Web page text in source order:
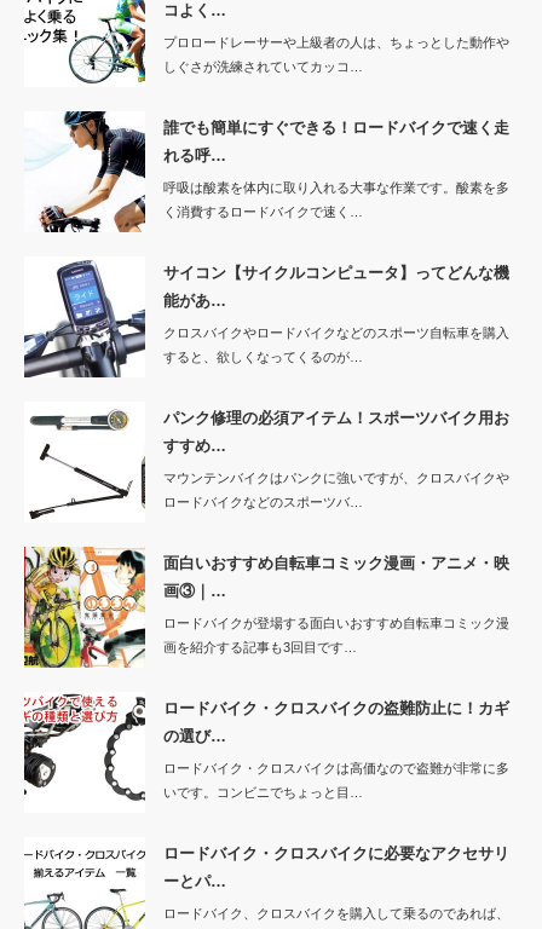
コよく…
プロロードレーサーや上級者の人は、ちょっとした動作や
しぐさが洗練されていてカッコ…
誰でも簡単にすぐできる！ロードバイクで速く走
れる呼…
呼吸は酸素を体内に取り入れる大事な作業です。酸素を多
く消費するロードバイクで速く…
サイコン【サイクルコンピュータ】ってどんな機
能があ…
クロスバイクやロードバイクなどのスポーツ自転車を購入
すると、欲しくなってくるのが…
パンク修理の必須アイテム！スポーツバイク用お
すすめ…
マウンテンバイクはパンクに強いですが、クロスバイクや
ロードバイクなどのスポーツバ…
面白いおすすめ自転車コミック漫画・アニメ・映
画③｜…
ロードバイクが登場する面白いおすすめ自転車コミック漫
画を紹介する記事も3回目です…
ロードバイク・クロスバイクの盗難防止に！カギ
の選び…
ロードバイク・クロスバイクは高価なので盗難が非常に多
いです。コンビニでちょっと目…
ロードバイク・クロスバイクに必要なアクセサリ
ーとパ…
ロードバイク、クロスバイクを購入して乗るのであれば、